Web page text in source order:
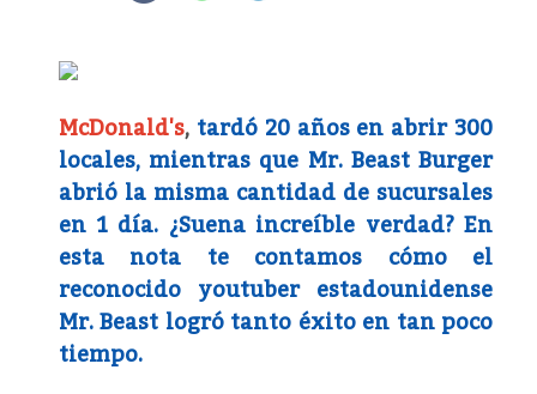
McDonald's,tardó 20 años en abrir 300
locales, mientras que Mr. Beast Burger
abrió la misma cantidad de sucursales
en 1 día. ¿Suena increíble verdad? En
esta nota te contamos cómo el
reconocido youtuber estadounidense
Mr. Beast logró tanto éxito en tan poco
tiempo.